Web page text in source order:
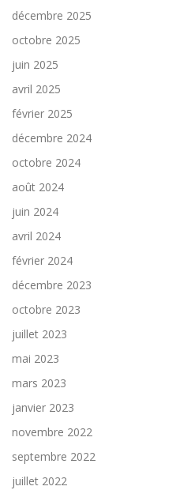
décembre 2025
octobre 2025
juin 2025
avril 2025
février 2025
décembre 2024
octobre 2024
août 2024
juin 2024
avril 2024
février 2024
décembre 2023
octobre 2023
juillet 2023
mai 2023
mars 2023
janvier 2023
novembre 2022
septembre 2022
juillet 2022